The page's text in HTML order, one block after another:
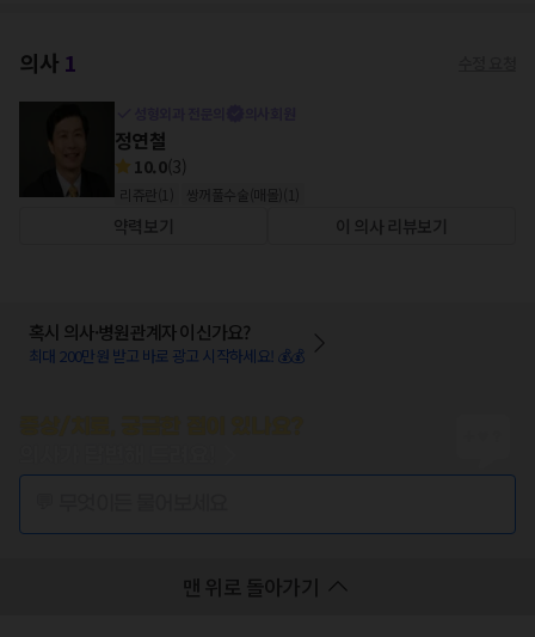
의사 1
정연철
10.0(3)
리쥬란 쌍꺼풀수술(매몰)
약력보기 이 의사 리뷰보기
혹시 의사·병원관계자 이신가요?
최대 200만원 받고 바로 광고 시작하세요! 💰💰
맨 위로 돌아가기